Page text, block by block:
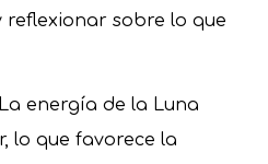
reflexionar sobre lo que
La energía de la Luna
lo que favorece la